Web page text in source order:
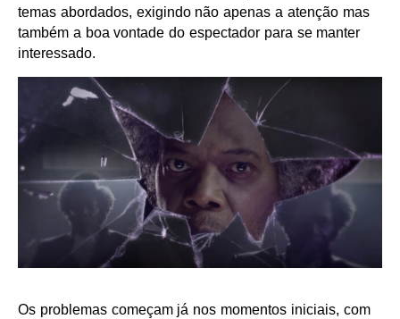
temas abordados, exigindo não apenas a atenção mas
também a boa vontade do espectador para se manter
interessado.
Os problemas começam já nos momentos iniciais, com